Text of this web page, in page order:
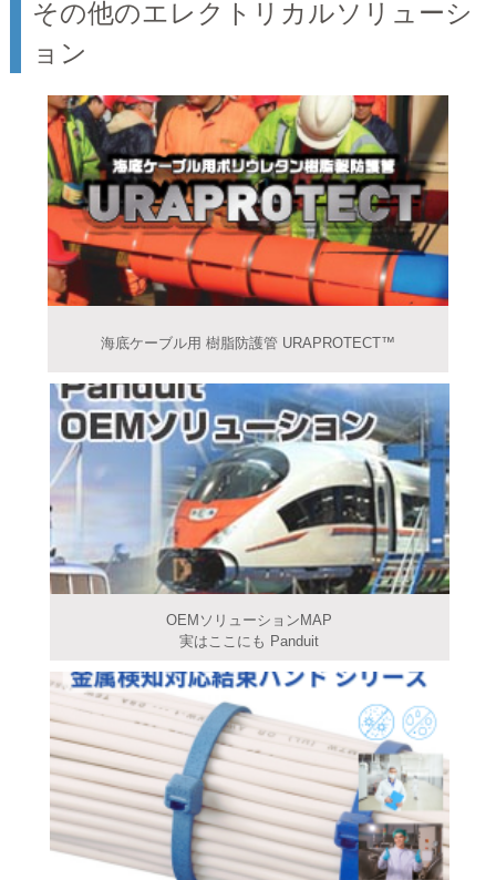
その他のエレクトリカルソリューシ
ョン
海底ケーブル用 樹脂防護管 URAPROTECT™️
OEMソリューションMAP
実はここにも Panduit